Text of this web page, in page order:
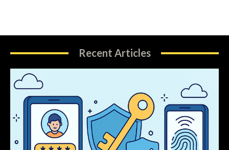
Recent Articles